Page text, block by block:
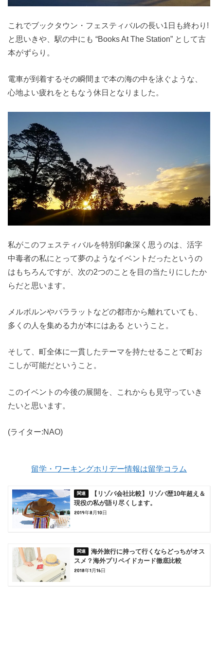
これでブックタウン・フェスティバルの⻑い1日も終わり!
と思いきや、駅の中にも “Books At The Station” として古
本がずらり。
電車が到着するその瞬間まで本の海の中を泳ぐような、
心地よい疲れをともなう休日となりました。
私がこのフェスティバルを特別印象深く思うのは、活字
中毒者の私にとって夢のようなイベントだったというの
はもちろんですが、次の2つのことを目の当たりにしたか
らだと思います。
メルボルンやバララットなどの都市から離れていても、
多くの人を集める力が本にはある ということ。
そして、町全体に一貫したテーマを持たせることで町お
こしが可能だということ。
このイベントの今後の展開を、これからも見守っていき
たいと思います。
(ライター:NAO)
留学・ワーキングホリデー情報は留学コラム
【リゾバ会社比較】リゾバ歴10年超え＆
現役の私が語り尽くします。
2019年8月10日
海外旅行に持って行くならどっちがオス
スメ？海外プリペイドカード徹底比較
2018年1月16日